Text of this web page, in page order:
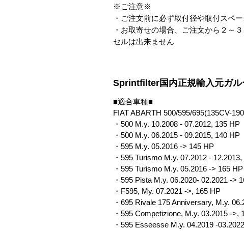
※ご注意※
・ご注文前に必ず取付径や取付スペ
・お取寄せの場合、ご注文から２～
セルは出来ません
Sprintfilter国内正規輸入元ガ
■適合車種■
FIAT ABARTH 500/595/695(135CV-
・500 M.y. 10.2008 - 07.2012, 135 HP
・500 M.y. 06.2015 - 09.2015, 140 HP
・595 M.y. 05.2016 -> 145 HP
・595 Turismo M.y. 07.2012 -
・595 Turismo M.y. 05.2016 -> 165 HP
・595 Pista M.y. 06.2020- 02.2021 ->
・F595, My. 07.2021 ->, 165 HP
・695 Rivale 175 Anniversary, M.y.
・595 Competizione, M.y. 03.2015 ->,
・595 Esseesse M.y. 04.2019 -